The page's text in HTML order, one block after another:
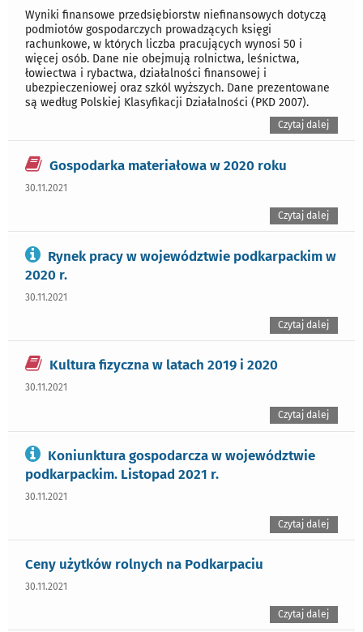
Wyniki finansowe przedsiębiorstw niefinansowych dotyczą
podmiotów gospodarczych prowadzących księgi
rachunkowe, w których liczba pracujących wynosi 50 i
więcej osób. Dane nie obejmują rolnictwa, leśnictwa,
łowiectwa i rybactwa, działalności finansowej i
ubezpieczeniowej oraz szkól wyższych. Dane prezentowane
są według Polskiej Klasyfikacji Działalności (PKD 2007).
Czytaj dalej
Gospodarka materiałowa w 2020 roku
30.11.2021
Czytaj dalej
Rynek pracy w województwie podkarpackim w
2020 r.
30.11.2021
Czytaj dalej
Kultura fizyczna w latach 2019 i 2020
30.11.2021
Czytaj dalej
Koniunktura gospodarcza w województwie
podkarpackim. Listopad 2021 r.
30.11.2021
Czytaj dalej
Ceny użytków rolnych na Podkarpaciu
30.11.2021
Czytaj dalej